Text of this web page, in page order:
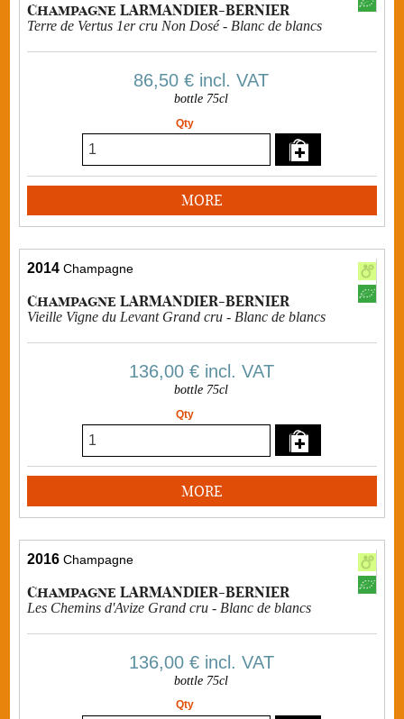
Champagne LARMANDIER-BERNIER
Terre de Vertus 1er cru Non Dosé - Blanc de blancs
86,50 € incl. VAT
bottle 75cl
Qty
MORE
2014 Champagne
Champagne LARMANDIER-BERNIER
Vieille Vigne du Levant Grand cru - Blanc de blancs
136,00 €incl. VAT
bottle 75cl
Qty
MORE
2016 Champagne
Champagne LARMANDIER-BERNIER
Les Chemins d'Avize Grand cru - Blanc de blancs
136,00 €incl. VAT
bottle 75cl
Qty